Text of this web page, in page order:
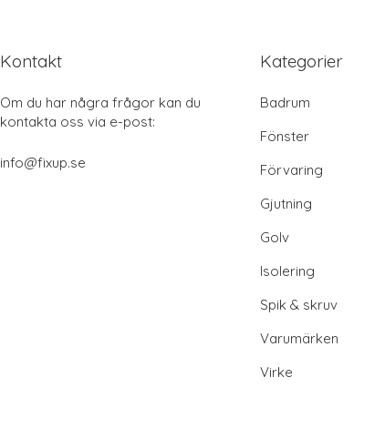
Kontakt
Om du har några frågor kan du
kontakta oss via e-post:
info@fixup.se
Kategorier
Badrum
Fönster
Förvaring
Gjutning
Golv
Isolering
Spik & skruv
Varumärken
Virke